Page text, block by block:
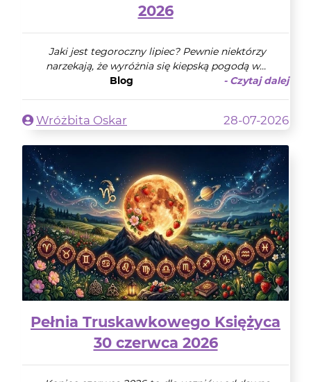
2026
Jaki jest tegoroczny lipiec? Pewnie niektórzy
narzekają, że wyróżnia się kiepską pogodą w...
Blog
- Czytaj dalej
Wróżbita Oskar 28-07-2026
Pełnia Truskawkowego Księżyca
30 czerwca 2026